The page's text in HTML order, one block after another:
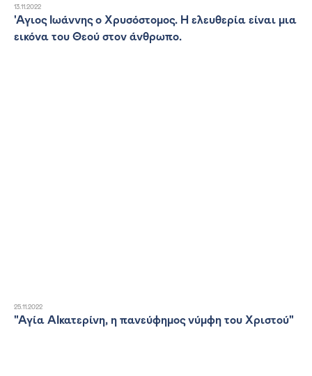
13.11.2022
'Αγιος Ιωάννης ο Χρυσόστομος. Η ελευθερία είναι μια
εικόνα του Θεού στον άνθρωπο.
25.11.2022
"Αγία ΑΙκατερίνη, η πανεύφημος νύμφη του Χριστού"